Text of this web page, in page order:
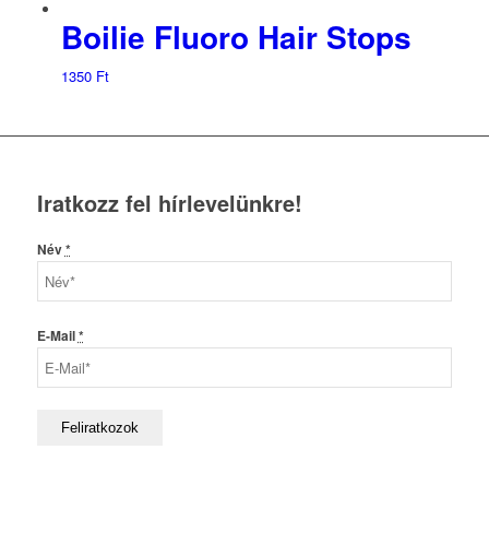
Boilie Fluoro Hair Stops
1350 Ft
Iratkozz fel hírlevelünkre!
Név*
E-Mail*